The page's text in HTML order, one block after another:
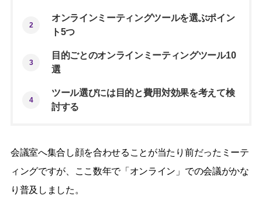
2
オンラインミーティングツールを選ぶポイン
ト5つ
3
目的ごとのオンラインミーティングツール10
選
4
ツール選びには目的と費用対効果を考えて検
討する
会議室へ集合し顔を合わせることが当たり前だったミーテ
ィングですが、ここ数年で「オンライン」での会議がかな
り普及しました。